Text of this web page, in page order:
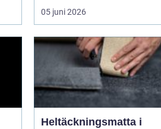
05 juni 2026
Heltäckningsmatta i